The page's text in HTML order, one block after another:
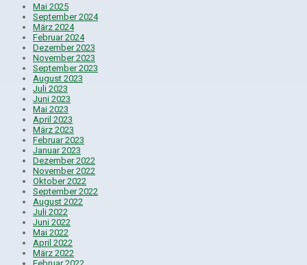
Mai 2025
September 2024
März 2024
Februar 2024
Dezember 2023
November 2023
September 2023
August 2023
Juli 2023
Juni 2023
Mai 2023
April 2023
März 2023
Februar 2023
Januar 2023
Dezember 2022
November 2022
Oktober 2022
September 2022
August 2022
Juli 2022
Juni 2022
Mai 2022
April 2022
März 2022